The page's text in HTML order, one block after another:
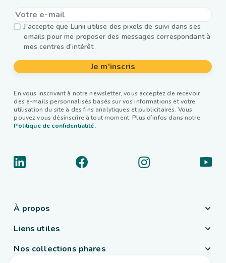
J’accepte que Lunii utilise des pixels de suivi dans ses
emails pour me proposer des messages correspondant à
mes centres d'intérêt
Je m'inscris
En vous inscrivant à notre newsletter, vous acceptez de recevoir
des e-mails personnalisés basés sur vos informations et votre
utilisation du site à des fins analytiques et publicitaires. Vous
pouvez vous désinscrire à tout moment. Plus d’infos dans notre
Politique de confidentialité.
À propos
Liens utiles
Nos collections phares